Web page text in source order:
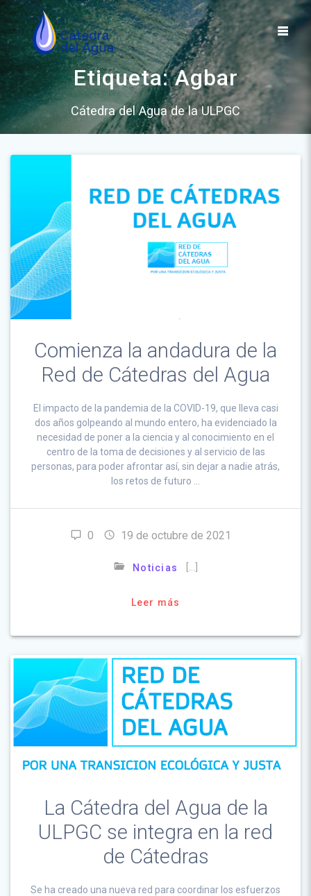
Saltar
al
contenido
Etiqueta:Agbar
Cátedra del Agua de la ULPGC
Comienza la andadura de la
Red de Cátedras del Agua
El impacto de la pandemia de la COVID-19, que lleva casi
dos años golpeando al mundo entero, ha evidenciado la
necesidad de poner a la ciencia y al conocimiento en el
centro de la toma de decisiones y al servicio de las
personas, para poder afrontar así, sin dejar a nadie atrás,
los retos de futuro …
0 19 de octubre de 2021
Noticias
Leer más
La Cátedra del Agua de la
ULPGC se integra en la red
de Cátedras
Se ha creado una nueva red para coordinar los esfuerzos